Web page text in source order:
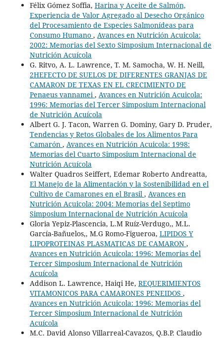
Félix Gómez Soffia, Harina y Aceite de Salmón,
Experiencia de Valor Agregado al Desecho Orgánico
del Procesamiento de Especies Salmonídeas para
Consumo Humano , Avances en Nutrición Acuicola:
2002: Memorias del Sexto Simposium Internacional de
Nutrición Acuícola
G. Ritvo, A. L. Lawrence, T. M. Samocha, W. H. Neill,
2HEFECTO DE SUELOS DE DIFERENTES GRANJAS DE
CAMARON DE TEXAS EN EL CRECIMIENTO DE
Penaeus vannamei, Avances en Nutrición Acuicola:
1996: Memorias del Tercer Simposium Internacional
de Nutrición Acuícola
Albert G. J. Tacon, Warren G. Dominy, Gary D. Pruder,
Tendencias y Retos Globales de los Alimentos Para
Camarón , Avances en Nutrición Acuicola: 1998:
Memorias del Cuarto Simposium Internacional de
Nutrición Acuícola
Walter Quadros Seiffert, Edemar Roberto Andreatta,
El Manejo de la Alimentación y la Sostenibilidad en el
Cultivo de Camarones en el Brasil , Avances en
Nutrición Acuicola: 2004: Memorias del Septimo
Simposium Internacional de Nutrición Acuícola
Gloria Yepiz-Plascencia, L.M Ruíz-Verdugo,, M.L.
García-Bañuelos,, M.G Romo-Figueroa, LIPIDOS Y
LIPOPROTEINAS PLASMATICAS DE CAMARON ,
Avances en Nutrición Acuicola: 1996: Memorias del
Tercer Simposium Internacional de Nutrición
Acuícola
Addison L. Lawrence, Haiqi He, REQUERIMIENTOS
VITAMONICOS PARA CAMARONES PENEIDOS ,
Avances en Nutrición Acuicola: 1996: Memorias del
Tercer Simposium Internacional de Nutrición
Acuícola
M.C. David Alonso Villarreal-Cavazos, Q.B.P. Claudio